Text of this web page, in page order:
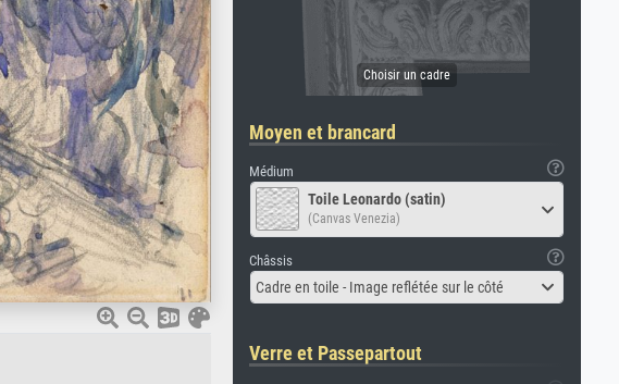
Moyen et brancard
Médium
Toile Leonardo (satin)
(Canvas Venezia)
Châssis
Cadre en toile - Image reflétée sur le côté
Verre et Passepartout